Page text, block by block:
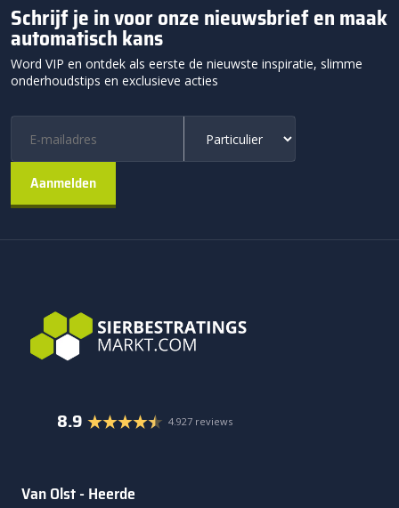
Schrijf je in voor onze nieuwsbrief en maak
automatisch kans
Word VIP en ontdek als eerste de nieuwste inspiratie, slimme
onderhoudstips en exclusieve acties
8.9 4.927 reviews
Van Olst - Heerde